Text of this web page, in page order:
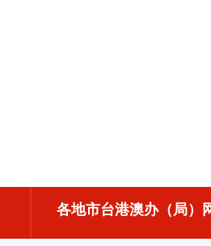
各地市台港澳办（局）